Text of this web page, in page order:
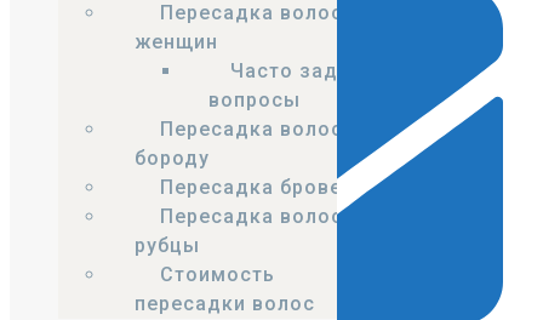
Пересадка волос у
женщин
Часто задаваемые
вопросы
Пересадка волос в
бороду
Пересадка бровей
Пересадка волос на
рубцы
Стоимость
пересадки волос